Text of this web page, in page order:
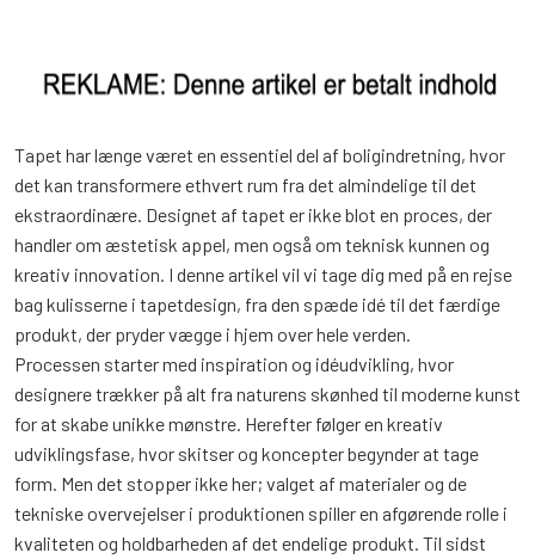
Tapet har længe været en essentiel del af boligindretning, hvor
det kan transformere ethvert rum fra det almindelige til det
ekstraordinære. Designet af tapet er ikke blot en proces, der
handler om æstetisk appel, men også om teknisk kunnen og
kreativ innovation. I denne artikel vil vi tage dig med på en rejse
bag kulisserne i tapetdesign, fra den spæde idé til det færdige
produkt, der pryder vægge i hjem over hele verden.
Processen starter med inspiration og idéudvikling, hvor
designere trækker på alt fra naturens skønhed til moderne kunst
for at skabe unikke mønstre. Herefter følger en kreativ
udviklingsfase, hvor skitser og koncepter begynder at tage
form. Men det stopper ikke her; valget af materialer og de
tekniske overvejelser i produktionen spiller en afgørende rolle i
kvaliteten og holdbarheden af det endelige produkt. Til sidst